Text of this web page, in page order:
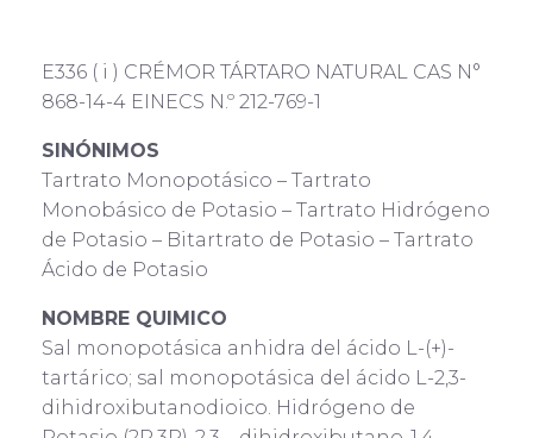
E336 ( i ) CRÉMOR TÁRTARO NATURAL CAS N°
868-14-4 EINECS N.º 212-769-1
SINÓNIMOS
Tartrato Monopotásico – Tartrato
Monobásico de Potasio – Tartrato Hidrógeno
de Potasio – Bitartrato de Potasio – Tartrato
Ácido de Potasio
NOMBRE QUIMICO
Sal monopotásica anhidra del ácido L-(+)-
tartárico; sal monopotásica del ácido L-2,3-
dihidroxibutanodioico. Hidrógeno de